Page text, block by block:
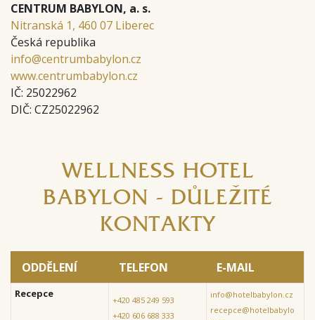
CENTRUM BABYLON, a. s.
Nitranská 1, 460 07 Liberec
Česká republika
info@centrumbabylon.cz
www.centrumbabylon.cz
IČ: 25022962
DIČ: CZ25022962
WELLNESS HOTEL
BABYLON - DŮLEŽITÉ
KONTAKTY
ODDĚLENÍ TELEFON E-MAIL
Recepce
+420 485 249 593
+420 606 688 333
info@hotelbabylon.cz
recepce@hotelbabylo